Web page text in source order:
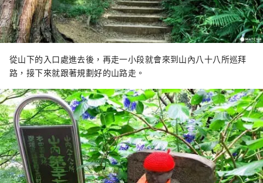
從山下的入口處進去後，再走一小段就會來到山內八十八所巡拜
路，接下來就跟著規劃好的山路走。